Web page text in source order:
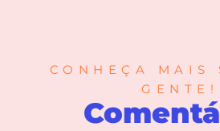
CONHEÇA MAIS
GENTE!